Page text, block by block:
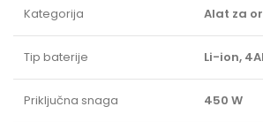
Kategorija Alat za
Tip baterije Li-ion,
Priključna snaga 450 W